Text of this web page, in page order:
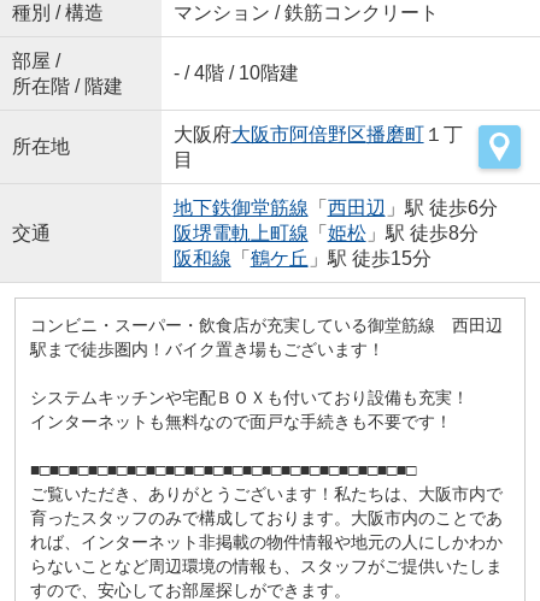
種別 / 構造 マンション / 鉄筋コンクリート
部屋 /
所在階 / 階建
- / 4階 / 10階建
所在地
大阪府大阪市阿倍野区播磨町１丁
目
交通
地下鉄御堂筋線 「 西田辺 」駅 徒歩6分
阪堺電軌上町線 「 姫松」駅 徒歩8分
阪和線 「 鶴ケ丘 」駅 徒歩15分
コンビニ・スーパー・飲食店が充実している御堂筋線 西田辺
駅まで徒歩圏内！バイク置き場もございます！
システムキッチンや宅配ＢＯＸも付いており設備も充実！
インターネットも無料なので面戸な手続きも不要です！
■□■□■□■□■□■□■□■□■□■□■□■□■□■□■□■□■□■□■□■□
ご覧いただき、ありがとうございます！私たちは、大阪市内で
育ったスタッフのみで構成しております。大阪市内のことであ
れば、インターネット非掲載の物件情報や地元の人にしかわか
らないことなど周辺環境の情報も、スタッフがご提供いたしま
すので、安心してお部屋探しができます。